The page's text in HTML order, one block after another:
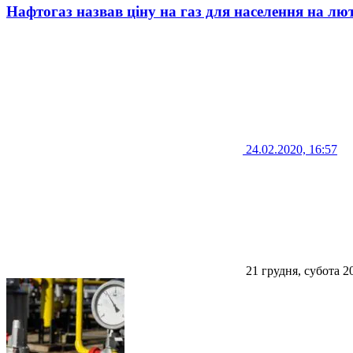
Нафтогаз назвав ціну на газ для населення на
24.02.2020, 16:57
21 грудня, субота